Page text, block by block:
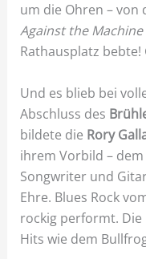
um die Ohren – von
Against the Machine
Rathausplatz bebte!
Und es blieb bei
Abschluss des
bildete die Rory
ihrem Vorbild –
Songwriter und
Ehre. Blues Rock
rockig performt.
Hits wie dem